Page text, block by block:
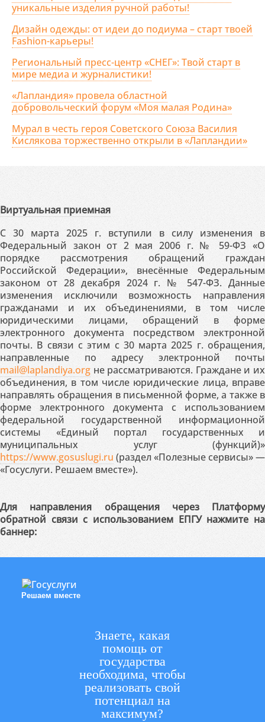
уникальные изделия ручной работы!
Дизайн одежды: от идеи до подиума – старт твоей
Fashion-карьеры!
Региональный пресс-центр «СНЕГ»: Твой старт в
мире медиа и журналистики!
«Лапландия» провела областной
добровольческий форум «Моя малая Родина»
Мурал в честь героя Советского Союза Василия
Кислякова торжественно открыли в «Лапландии»
Виртуальная приемная
С 30 марта 2025 г. вступили в силу изменения в
Федеральный закон от 2 мая 2006 г. № 59-ФЗ «О
порядке рассмотрения обращений граждан
Российской Федерации», внесённые Федеральным
законом от 28 декабря 2024 г. № 547-ФЗ. Данные
изменения исключили возможность направления
гражданами и их объединениями, в том числе
юридическими лицами, обращений в форме
электронного документа посредством электронной
почты. В связи с этим с 30 марта 2025 г. обращения,
направленные по адресу электронной почты
mail@laplandiya.org не рассматриваются. Граждане и их
объединения, в том числе юридические лица, вправе
направлять обращения в письменной форме, а также в
форме электронного документа с использованием
федеральной государственной информационной
системы «Единый портал государственных и
муниципальных услуг (функций)»
https://www.gosuslugi.ru (раздел «Полезные сервисы» —
«Госуслуги. Решаем вместе»).
Для направления обращения через Платформу
обратной связи с использованием ЕПГУ нажмите на
баннер:
Решаем вместе
Знаете, какая
помощь от
государства
необходима, чтобы
реализовать свой
потенциал на
максимум?